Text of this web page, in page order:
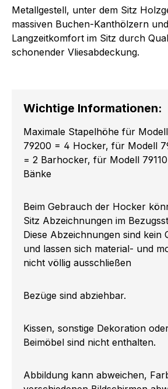
Metallgestell, unter dem Sitz
massiven Buchen-Kanthölzern
Langzeitkomfort im Sitz durch
schonender Vliesabdeckung.
Wichtige Informationen:
Maximale Stapelhöhe für
79200 = 4 Hocker, für Modell
= 2 Barhocker, für Modell
Bänke
Beim Gebrauch der Hocker
Sitz Abzeichnungen im
Diese Abzeichnungen sind kein
und lassen sich material- und
nicht völlig ausschließen
Bezüge sind abziehbar.
Kissen, sonstige Dekoration
Beimöbel sind nicht enthalten.
Abbildung kann abweichen,